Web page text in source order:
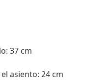
37 cm
asiento: 24 cm